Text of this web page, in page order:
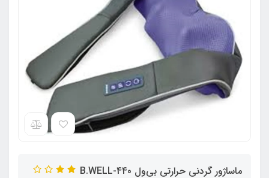
ماساژور گردنی حرارتی بی‌ول 440-B.WELL